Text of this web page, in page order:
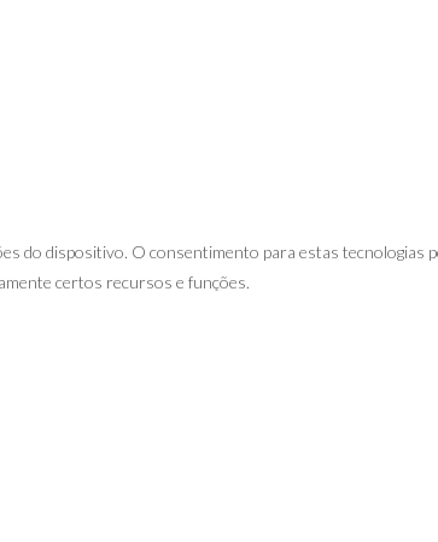
do dispositivo. O consentimento para estas tecnologias
certos recursos e funções.